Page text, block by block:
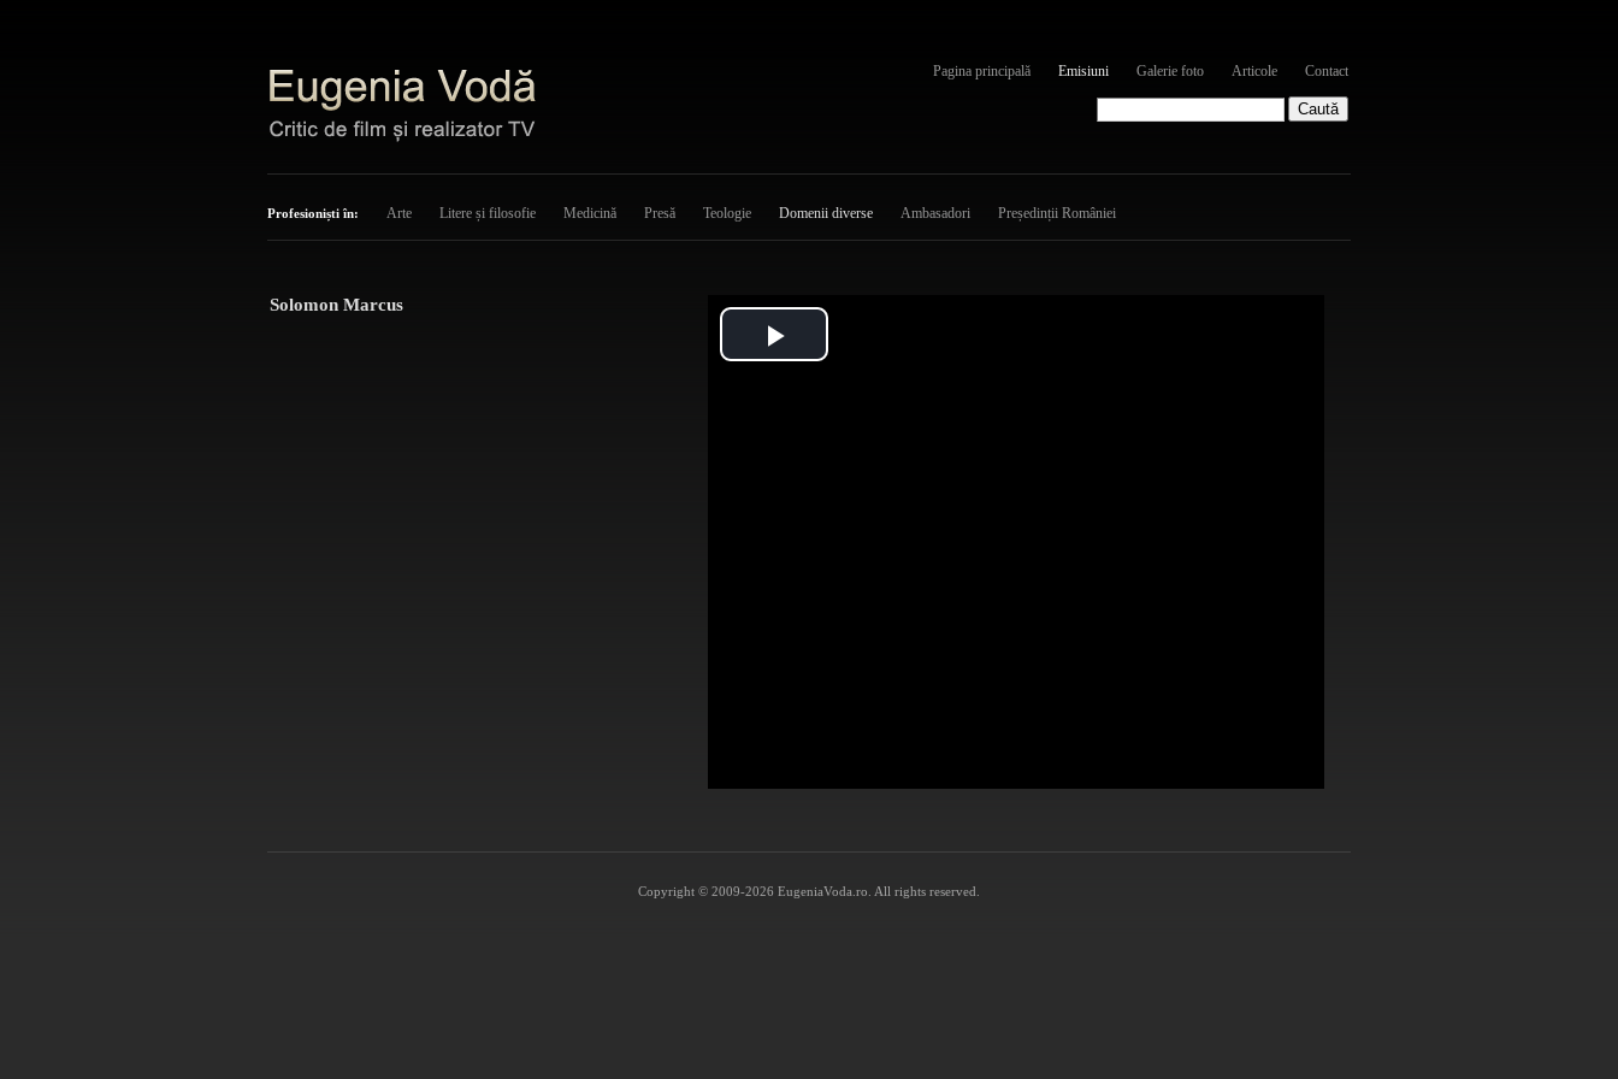
Pagina principală Emisiuni Galerie foto Articole Contact
Profesioniști în: Arte Litere și filosofie Medicină Presă Teologie Domenii diverse Ambasadori Președinții României
Solomon Marcus
Play
Copyright © 2009-2026 EugeniaVoda.ro. All rights reserved.